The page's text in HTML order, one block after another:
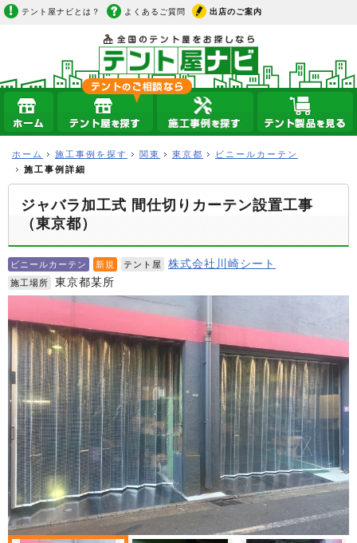
テント屋ナビとは？ よくあるご質問 出店のご案内
ホーム 施工事例を探す 関東 東京都
ビニールカーテン
施工事例詳細
ジャバラ加工式 間仕切りカーテン設置工事
（東京都）
ビニールカーテン 新規 テント屋 株式会社川崎シート
施工場所 東京都某所